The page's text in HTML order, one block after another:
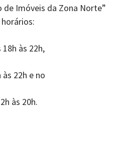
de Imóveis da Zona Norte”
às 22h,
22h e no
às 20h.